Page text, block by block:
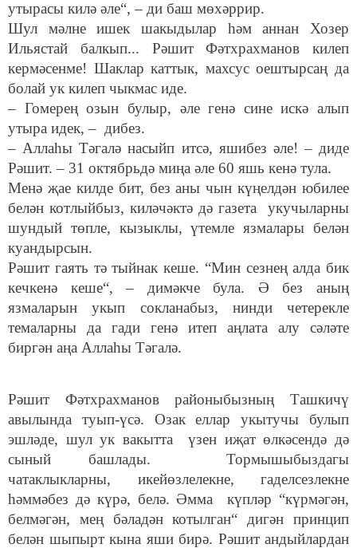
утырасы килә әле“, – ди баш мөхәррир.
Шул мәлне ишек шакыдылар һәм аннан Хозер
Ильястай балкып... Рәшит Фәтхрахманов килеп
кермәсенме! Шаклар каттык, махсус оештырсаң да
болай ук килеп чыкмас иде.
– Гомерең озын булыр, әле генә сине искә алып
утыра идек, – дибез.
– Аллаһы Тәгалә насыйп итсә, яшибез әле! – диде
Рәшит. – 31 октябрьдә миңа әле 60 яшь кенә тула.
Менә җае килде бит, без аны чын күңелдән юбилее
белән котлыйбыз, киләчәктә дә газета укучыларны
шундый төпле, кызыклы, үтемле язмалары белән
куандырсын.
Рәшит гаять тә тыйнак кеше. “Мин сезнең алда бик
кечкенә кеше“, – димәкче була. Ә без аның
язмаларын укып сокланабыз, нинди четерекле
темаларны да гади генә итеп аңлата алу сәләте
биргән аңа Аллаһы Тәгалә.
Рәшит Фәтхрахманов районыбызның Ташкичү
авылында туып-үсә. Озак еллар укытучы булып
эшләде, шул ук вакытта үзен иҗат өлкәсендә дә
сыный башлады. Тормышыбыздагы
чатаклыкларны, икейөзлелекне, гаделсезлекне
һәммәбез дә күрә, белә. Әмма күпләр “күрмәгән,
белмәгән, мең бәладән котылган“ дигән принцип
белән шыпырт кына яши бирә. Рәшит андыйлардан